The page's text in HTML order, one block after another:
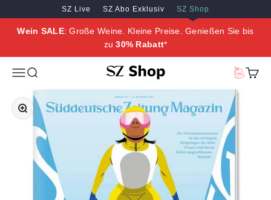
Zum Inhalt springen
Zum Hauptinhalt springen
SZ Live SZ Abo Exklusiv SZ Shop
Wein SALE: Große Weine. Kleine Preise. Genießen Sie bis
zu30% Rabatt*
MenüSuche SZ Erleben
Bild vergrößern